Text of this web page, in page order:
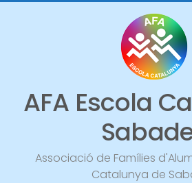
AFA Escola
Associació de Famílies
Catalunya de